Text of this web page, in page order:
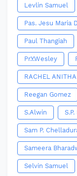
Levlin Samuel
Pas. Jesu Maria
Paul Thangiah
Pr.Y.Wesley
RACHEL ANITHA
Reegan Gomez
S.Alwin
Sam P.
Sameera
Selvin Samuel